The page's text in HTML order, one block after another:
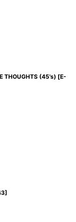
THOUGHTS (45's) [E-
]